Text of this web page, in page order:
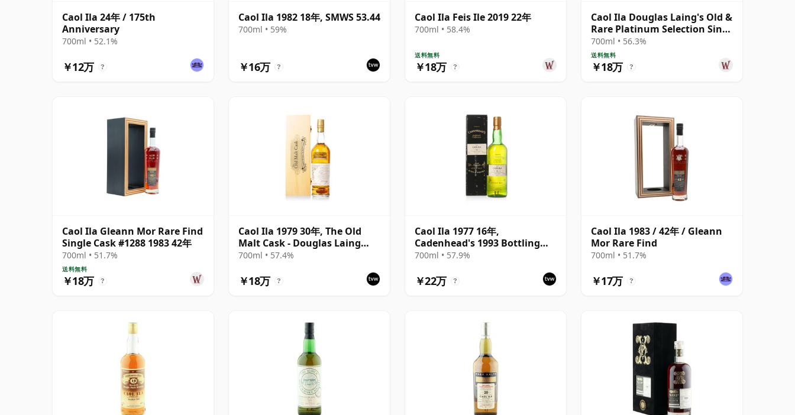
Caol Ila 24年 / 175th
Anniversary
700ml • 52.1%
￥12万 ?
Caol Ila 1982 18年, SMWS 53.44
700ml • 59%
￥16万 ?
Caol Ila Feis Ile 2019 22年
700ml • 58.4%
送料無料
￥18万 ?
Caol Ila Douglas Laing's Old &
Rare Platinum Selection Sing
1984 25年
700ml • 56.3%
送料無料
￥18万 ?
Caol Ila Gleann Mor Rare Find
Single Cask #1288 1983 42年
700ml • 51.7%
送料無料
￥18万 ?
Caol Ila 1979 30年, The Old
Malt Cask - Douglas Laing
60th Anniversary 2009
700ml • 57.4%
￥18万 ?
Caol Ila 1977 16年,
Cadenhead's 1993 Bottling
with Box
700ml • 57.9%
￥22万 ?
Caol Ila 1983 / 42年 / Gleann
Mor Rare Find
700ml • 51.7%
￥17万 ?